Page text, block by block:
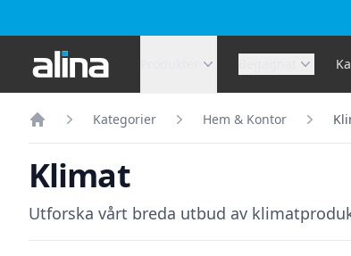
Alina.se
Hem
Kategorier Hem & Kontor
Klimat
Utforska vårt breda utbud av